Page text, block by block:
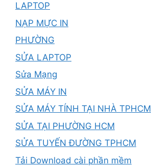
LAPTOP
NẠP MỰC IN
PHƯỜNG
SỬA LAPTOP
Sửa Mạng
SỬA MÁY IN
SỬA MÁY TÍNH TẠI NHÀ TPHCM
SỬA TẠI PHƯỜNG HCM
SỬA TUYẾN ĐƯỜNG TPHCM
Tải Download cài phần mềm